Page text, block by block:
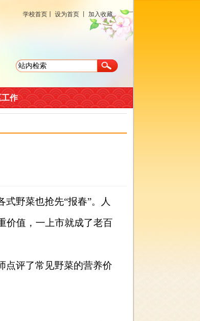
学校首页 设为首页 加入收藏
作
野菜也抢先“报春”。人
价值，一上市就成了老百
点评了常见野菜的营养价